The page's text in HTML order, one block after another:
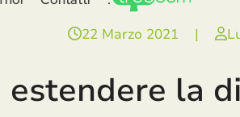
22 Marzo 2021 |
estendere la